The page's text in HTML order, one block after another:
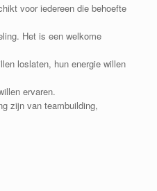
voor iedereen die behoefte
Het is een welkome
loslaten, hun energie willen
ervaren.
zijn van teambuilding,